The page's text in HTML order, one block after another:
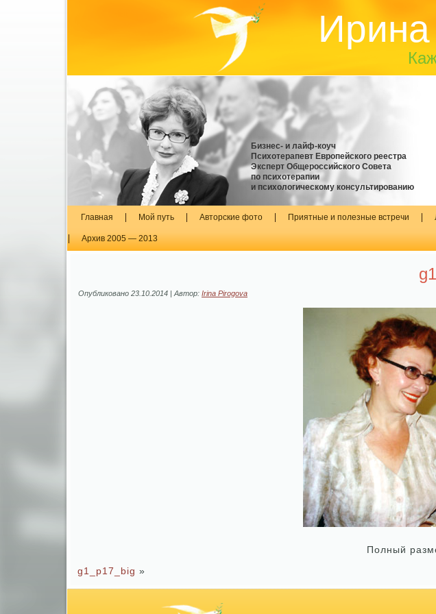
Бизнес- и лайф-коуч
Психотерапевт Европейского реестра
Эксперт Общероссийского Совета
по психотерапии
и психологическому консультированию
Главная Мой путь Авторские фото Приятные и полезные встречи
Архив 2005 — 2013
Опубликовано 23.10.2014 | Автор: Irina Pirogova
Полный
g1_p17_big »